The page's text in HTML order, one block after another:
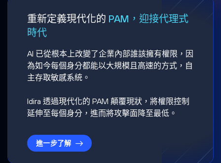
重新定義現代化的 PAM，迎接代理式
時代
AI 已從根本上改變了企業內部誰該擁有權限，因
為如今每個身分都能以大規模且高速的方式，自
主存取敏感系統。
Idira 透過現代化的 PAM 顛覆現狀，將權限控制
延伸至每個身分，進而將攻擊面降至最低。
進一步了解